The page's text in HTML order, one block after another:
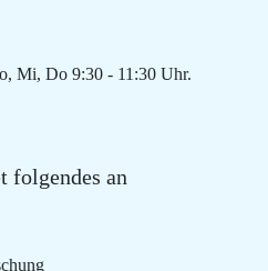
Mi, Do 9:30 - 11:30 Uhr.
folgendes an